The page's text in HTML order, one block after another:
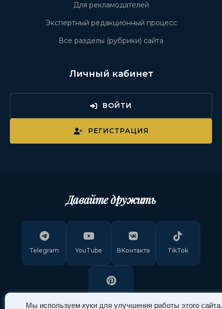
Мы используем куки для улучшения работы этого сайта.
Для рекламодателей
Экспертный редакционный процесс
Все разделы (рубрики) сайта
Личный кабинет
ВОЙТИ
РЕГИСТРАЦИЯ
Давайте дружить
Telegram YouTube ВКонтакте TikTok
Pinterest